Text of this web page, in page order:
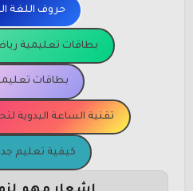
حروف اللغة
بطاقات تعليمية
بطاقات
تقنية الساعة اليدوية
كيفية تعليم